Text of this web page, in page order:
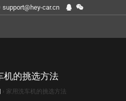
support@hey-car.cn
机的挑选方法
› 家用洗车机的挑选方法